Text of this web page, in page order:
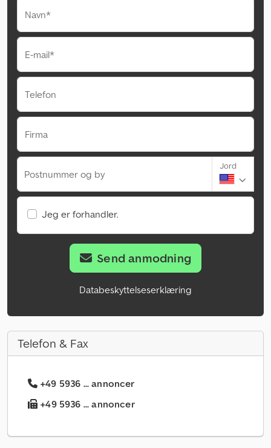
Navn*
E-mail*
Telefon
Firma
Postnummer og by
Jord
Jeg er forhandler.
Send anmodning
Databeskyttelseserklæring
Telefon & Fax
+49 5936 ... annoncer
+49 5936 ... annoncer